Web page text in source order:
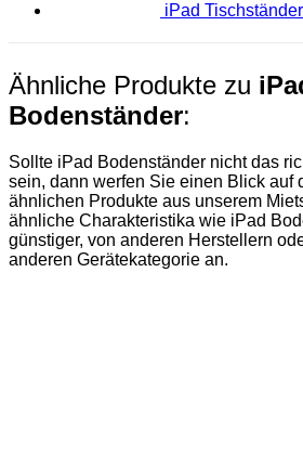
iPad Tischständer
Ähnliche Produkte zu
Bodenständer:
Sollte iPad Bodenständer nicht das
sein, dann werfen Sie einen Blick auf
ähnlichen Produkte aus unserem
ähnliche Charakteristika wie iPad
günstiger, von anderen Herstellern
anderen Gerätekategorie an.